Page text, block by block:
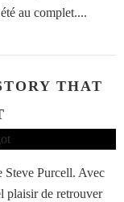
au complet....
THAT
Purcell. Avec
plaisir de retrouver